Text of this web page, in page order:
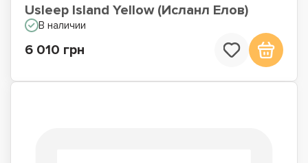
Usleep Island Yellow (Исланл Елов)
В наличии
6 010 грн